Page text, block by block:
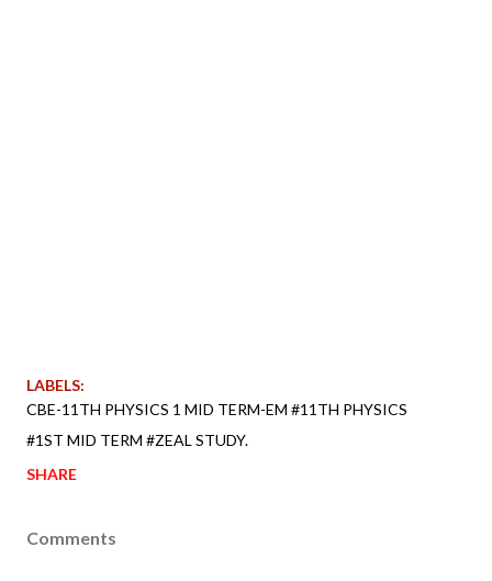
LABELS:
CBE-11TH PHYSICS 1 MID TERM-EM #11TH PHYSICS
#1ST MID TERM #ZEAL STUDY.
SHARE
Comments